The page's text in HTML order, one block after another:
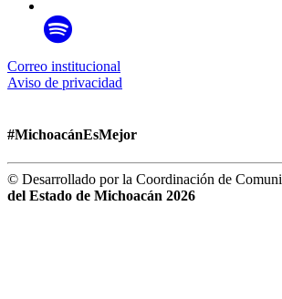
Correo institucional
Aviso de privacidad
#MichoacánEsMejor
© Desarrollado por la Coordinación de
del Estado de Michoacán 2026